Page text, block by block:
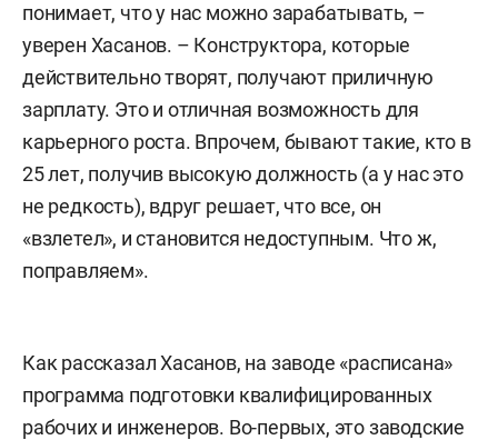
понимает, что у нас можно зарабатывать, –
уверен Хасанов. – Конструктора, которые
действительно творят, получают приличную
зарплату. Это и отличная возможность для
карьерного роста. Впрочем, бывают такие, кто в
25 лет, получив высокую должность (а у нас это
не редкость), вдруг решает, что все, он
«взлетел», и становится недоступным. Что ж,
поправляем».
Как рассказал Хасанов, на заводе «расписана»
программа подготовки квалифицированных
рабочих и инженеров. Во-первых, это заводские